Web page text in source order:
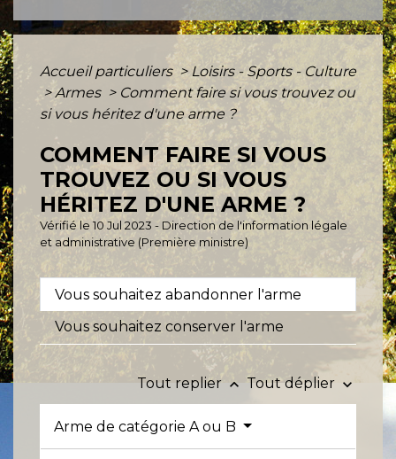
Accueil particuliers > Loisirs - Sports - Culture
> Armes > Comment faire si vous trouvez ou
si vous héritez d'une arme ?
COMMENT FAIRE SI VOUS
TROUVEZ OU SI VOUS
HÉRITEZ D'UNE ARME ?
Vérifié le 10 Jul 2023 - Direction de l'information légale
et administrative (Première ministre)
Vous souhaitez abandonner l'arme
Vous souhaitez conserver l'arme
Tout replier keyboard_arrow_up Tout déplier keyboard_arrow_down
Arme de catégorie A ou B